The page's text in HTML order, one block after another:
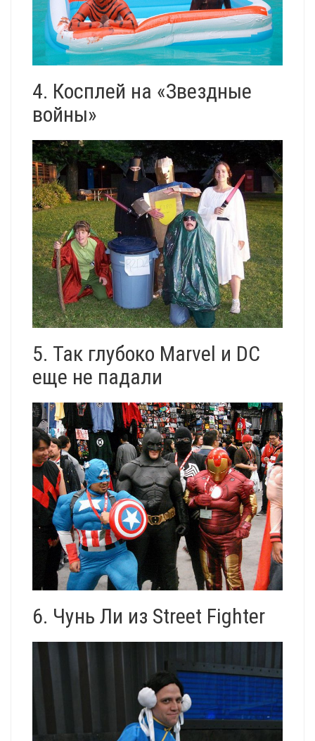
4. Косплей на «Звездные
войны»
5. Так глубоко Marvel и DC
еще не падали
6. Чунь Ли из Street Fighter